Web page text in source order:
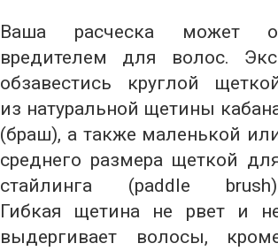
Ваша расческа может
вредителем для волос.
обзавестись круглой
из натуральной щетины
(браш), а также маленькой
среднего размера щеткой
стайлинга (paddle
Гибкая щетина не рвет и
выдергивает волосы,